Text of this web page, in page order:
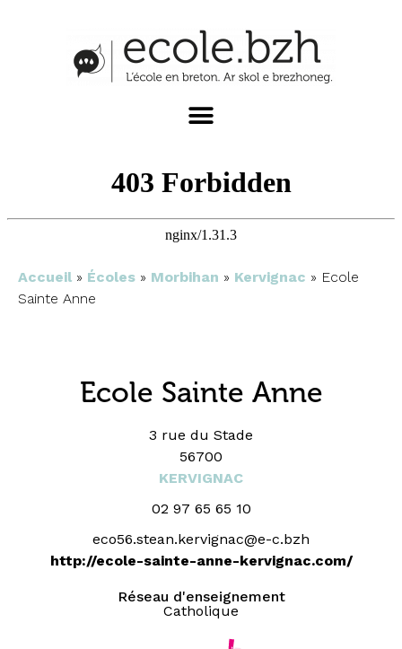
Accueil » Écoles » Morbihan » Kervignac » Ecole
Sainte Anne
Ecole Sainte Anne
3 rue du Stade
56700
KERVIGNAC
02 97 65 65 10
eco56.stean.kervignac@e-c.bzh
http://ecole-sainte-anne-kervignac.com/
Réseau d'enseignement
Catholique